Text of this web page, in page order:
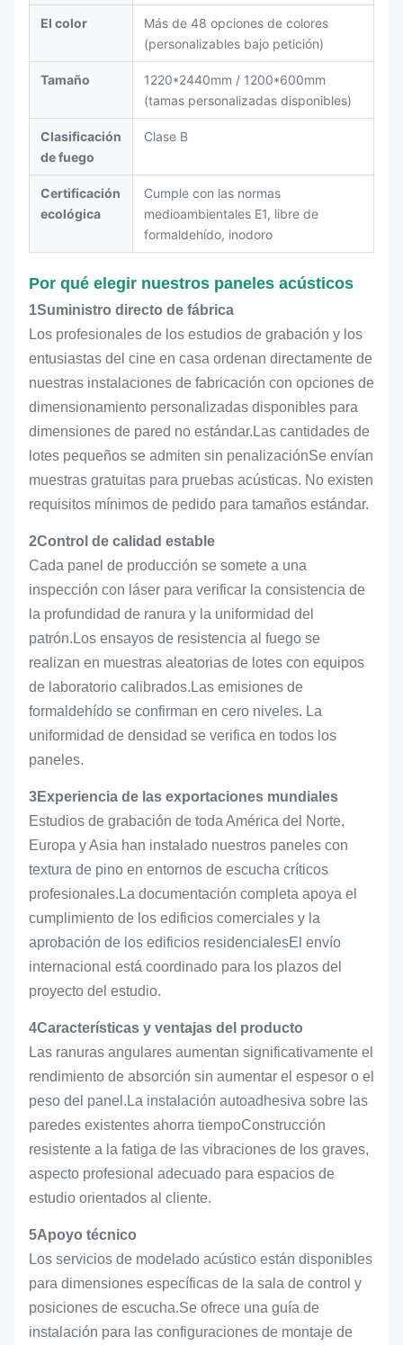
El color
Más de 48 opciones de colores
(personalizables bajo petición)
Tamaño
1220*2440mm / 1200*600mm
(tamas personalizadas disponibles)
Clasificación
de fuego
Clase B
Certificación
ecológica
Cumple con las normas
medioambientales E1, libre de
formaldehído, inodoro
Por qué elegir nuestros paneles acústicos
1Suministro directo de fábrica
Los profesionales de los estudios de grabación y los
entusiastas del cine en casa ordenan directamente de
nuestras instalaciones de fabricación con opciones de
dimensionamiento personalizadas disponibles para
dimensiones de pared no estándar.Las cantidades de
lotes pequeños se admiten sin penalizaciónSe envían
muestras gratuitas para pruebas acústicas. No existen
requisitos mínimos de pedido para tamaños estándar.
2Control de calidad estable
Cada panel de producción se somete a una
inspección con láser para verificar la consistencia de
la profundidad de ranura y la uniformidad del
patrón.Los ensayos de resistencia al fuego se
realizan en muestras aleatorias de lotes con equipos
de laboratorio calibrados.Las emisiones de
formaldehído se confirman en cero niveles. La
uniformidad de densidad se verifica en todos los
paneles.
3Experiencia de las exportaciones mundiales
Estudios de grabación de toda América del Norte,
Europa y Asia han instalado nuestros paneles con
textura de pino en entornos de escucha críticos
profesionales.La documentación completa apoya el
cumplimiento de los edificios comerciales y la
aprobación de los edificios residencialesEl envío
internacional está coordinado para los plazos del
proyecto del estudio.
4Características y ventajas del producto
Las ranuras angulares aumentan significativamente el
rendimiento de absorción sin aumentar el espesor o el
peso del panel.La instalación autoadhesiva sobre las
paredes existentes ahorra tiempoConstrucción
resistente a la fatiga de las vibraciones de los graves,
aspecto profesional adecuado para espacios de
estudio orientados al cliente.
5Apoyo técnico
Los servicios de modelado acústico están disponibles
para dimensiones específicas de la sala de control y
posiciones de escucha.Se ofrece una guía de
instalación para las configuraciones de montaje de